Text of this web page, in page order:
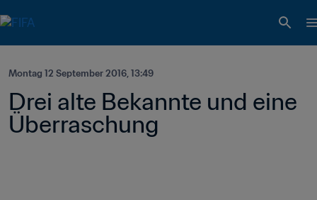
Montag 12 September 2016, 13:49
Drei alte Bekannte und eine
Überraschung